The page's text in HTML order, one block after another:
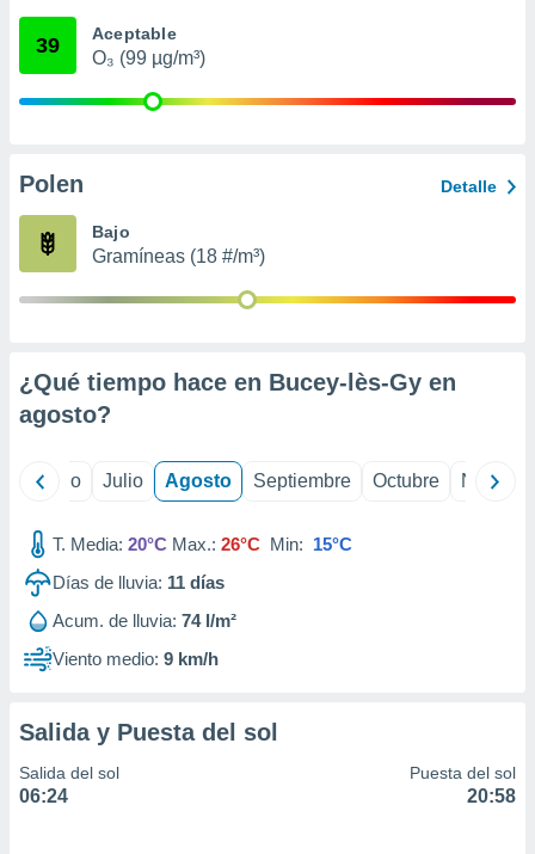
mediante
publicidad
de
39 Aceptable
O₃ (99 µg/m³)
Polen Detalle
Bajo
Gramíneas (18 #/m³)
¿Qué tiempo hace en Bucey-lès-Gy en
agosto?
Junio Julio Agosto Septiembre Octubre
T. Media: 20°C Max.: 26°C Min: 15°C
Días de lluvia: 11 días
Acum. de lluvia: 74 l/m²
Viento medio: 9 km/h
Salida y Puesta del sol
Salida del sol
06:24
Puesta del sol
20:58